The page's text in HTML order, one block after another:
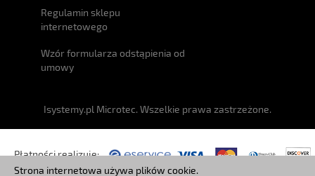
Strona internetowa używa plików cookie.
Regulamin sklepu
internetowego
Wzór formularza odstąpienia od
umowy
Isystemy.pl Microtec. Wszelkie prawa zastrzeżone.
Płatności realizuje: